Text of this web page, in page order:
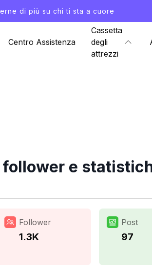
di più su chi ti sta a cuore
Centro Assistenza
Cassetta
degli
attrezzi
follower e
Follower
1.3K
Post
97